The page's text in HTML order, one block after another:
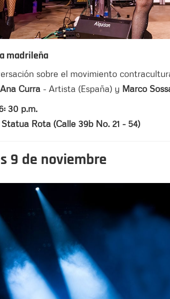
madrileña
sobre el movimiento
Ana Curra - Artista (España) y Marco
30 p.m.
Statua Rota (Calle 39b No. 21 - 54)
9 de noviembre